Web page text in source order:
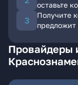
оставьте
Получите
Провайдеры